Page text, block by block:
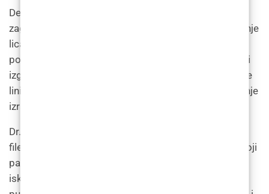
Dermalni fileri ne služe samo za vraćanje volumena i
zaglađivanje bora, već se mogu koristiti i za oblikovanje
lica. Tretman uključuje ubrizgavanje filera u određena
područja lica kako bi se stvorio definiraniji i isklesaniji
izgled. Na primjer, fileri se mogu koristiti za definiranje
linije čeljusti, naglašavanje jagodičnih kostiju i stvaranje
izraženije brade.
Dr. Filipović objašnjava: “Konturiranje lica dermalnim
filerima popularan je nekirurški kozmetički tretman koji
pacijentima može pomoći u postizanju definiranijeg i
isklesanijeg izgleda. Tretman uključuje ubrizgavanje